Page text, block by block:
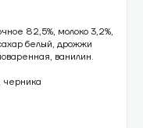
82,5%, молоко 3,2%,
белый, дрожжи
ванилин.
черника